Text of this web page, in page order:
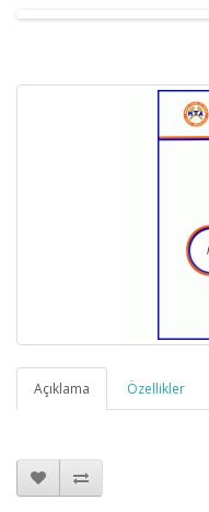
Açıklama Özellikler